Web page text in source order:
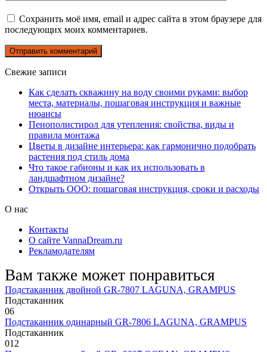
Сохранить моё имя, email и адрес сайта в этом браузере для
последующих моих комментариев.
Свежие записи
Как сделать скважину на воду своими руками: выбор
места, материалы, пошаговая инструкция и важные
нюансы
Пенополистирол для утепления: свойства, виды и
правила монтажа
Цветы в дизайне интерьера: как гармонично подобрать
растения под стиль дома
Что такое габионы и как их использовать в
ландшафтном дизайне?
Открыть ООО: пошаговая инструкция, сроки и расходы
О нас
Контакты
О сайте VannaDream.ru
Рекламодателям
Вам также может понравиться
Подстаканник двойной GR-7807 LAGUNA, GRAMPUS
Подстаканник
06
Подстаканник одинарный GR-7806 LAGUNA, GRAMPUS
Подстаканник
012